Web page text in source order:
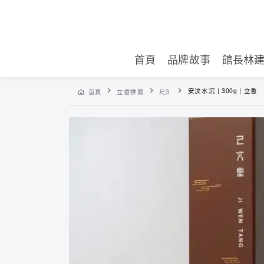
首頁 品牌故事 館長林
首頁 立香推薦 尺3 安汶水沉 | 300g | 立香